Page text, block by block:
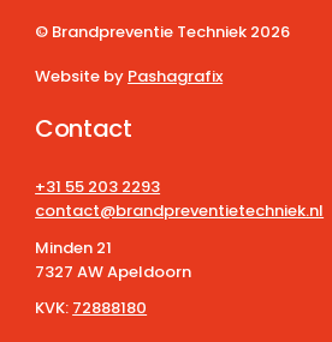
© Brandpreventie Techniek 2026
Website by Pashagrafix
Contact
+31 55 203 2293
contact@brandpreventietechniek.nl
Minden 21
7327 AW Apeldoorn
KVK: 72888180